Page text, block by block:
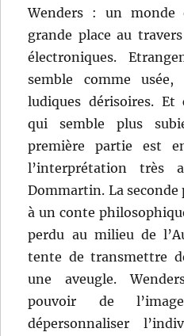
Wenders : un monde
grande place au
électroniques.
semble comme
ludiques dérisoires. Et
qui semble plus
première partie est
l’interprétation très
Dommartin. La seconde
à un conte
perdu au milieu de
tente de transmettre
une aveugle.
pouvoir de
dépersonnaliser